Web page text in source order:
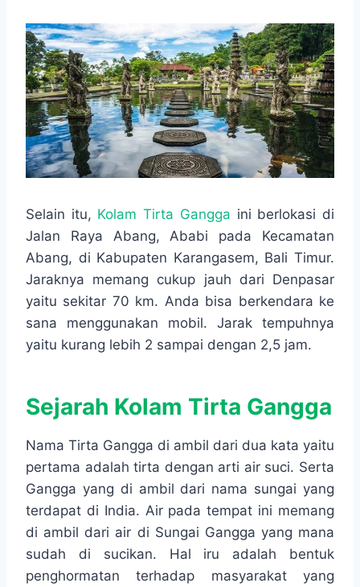
Selain itu, Kolam Tirta Gangga ini berlokasi di
Jalan Raya Abang, Ababi pada Kecamatan
Abang, di Kabupaten Karangasem, Bali Timur.
Jaraknya memang cukup jauh dari Denpasar
yaitu sekitar 70 km. Anda bisa berkendara ke
sana menggunakan mobil. Jarak tempuhnya
yaitu kurang lebih 2 sampai dengan 2,5 jam.
Sejarah Kolam Tirta Gangga
Nama Tirta Gangga di ambil dari dua kata yaitu
pertama adalah tirta dengan arti air suci. Serta
Gangga yang di ambil dari nama sungai yang
terdapat di India. Air pada tempat ini memang
di ambil dari air di Sungai Gangga yang mana
sudah di sucikan. Hal iru adalah bentuk
penghormatan terhadap masyarakat yang